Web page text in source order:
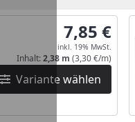
Variante wählen
7,85 €
inkl. 19% MwSt.
Inhalt:2,38 m (3,30 €/m)